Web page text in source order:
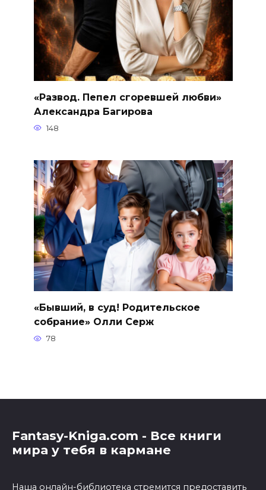
«Развод. Пепел сгоревшей любви»
Александра Багирова
148
«Бывший, в суд! Родительское
собрание» Олли Серж
78
Fantasy-Kniga.com - Все книги
мира у тебя в кармане
Наша онлайн-библиотека стремится предоставить